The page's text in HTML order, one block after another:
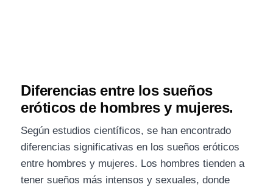
Diferencias entre los sueños
eróticos de hombres y mujeres.
Según estudios científicos, se han encontrado
diferencias significativas en los sueños eróticos
entre hombres y mujeres. Los hombres tienden a
tener sueños más intensos y sexuales, donde